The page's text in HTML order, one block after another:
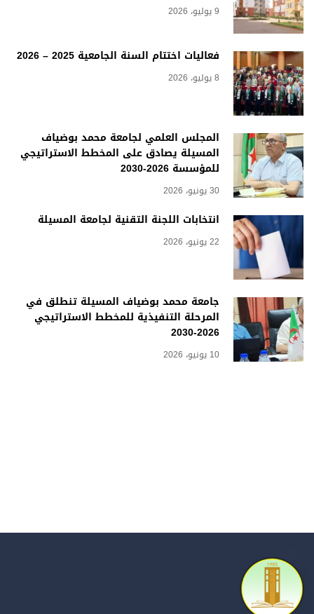
9 يوليو، 2026
فعاليات اختتام السنة الجامعية 2025 – 2026
8 يوليو، 2026
المجلس العلمي لجامعة محمد بوضياف
المسيلة يصادق على المخطط الاستراتيجي
للمؤسسة 2026-2030
30 يونيو، 2026
انتخابات اللجنة التقنية لجامعة المسيلة
22 يونيو، 2026
جامعة محمد بوضياف المسيلة تنطلق في
المرحلة التنفيذية للمخطط الاستراتيجي
2026-2030
10 يونيو، 2026